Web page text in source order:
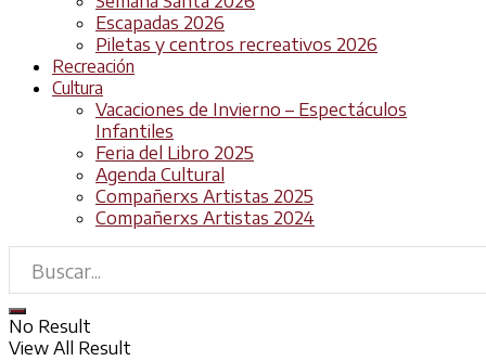
Escapadas 2026
Piletas y centros recreativos 2026
Recreación
Cultura
Vacaciones de Invierno – Espectáculos
Infantiles
Feria del Libro 2025
Agenda Cultural
Compañerxs Artistas 2025
Compañerxs Artistas 2024
No Result
View All Result